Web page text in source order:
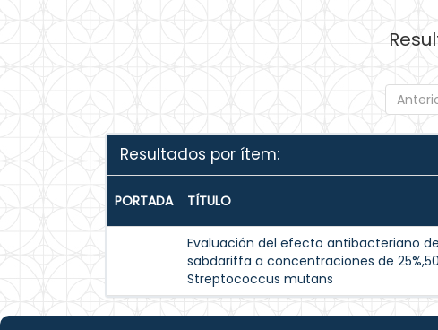
Resultados por ítem:
PORTADA TÍTULO
Evaluación del efecto antibacteriano
sabdariffa a concentraciones de
Streptococcus mutans